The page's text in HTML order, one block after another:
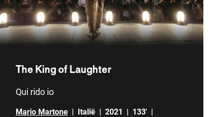
The King of Laughter
Qui rido io
Mario Martone | Italië | 2021 | 133' |